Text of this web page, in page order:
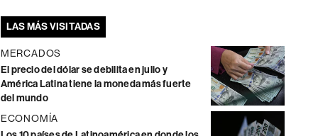
LAS MÁS VISITADAS
MERCADOS
El precio del dólar se debilita en julio y
América Latina tiene la moneda más fuerte
del mundo
ECONOMÍA